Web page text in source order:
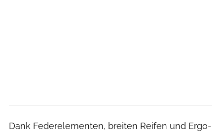
Dank Federelementen, breiten Reifen und Ergo-